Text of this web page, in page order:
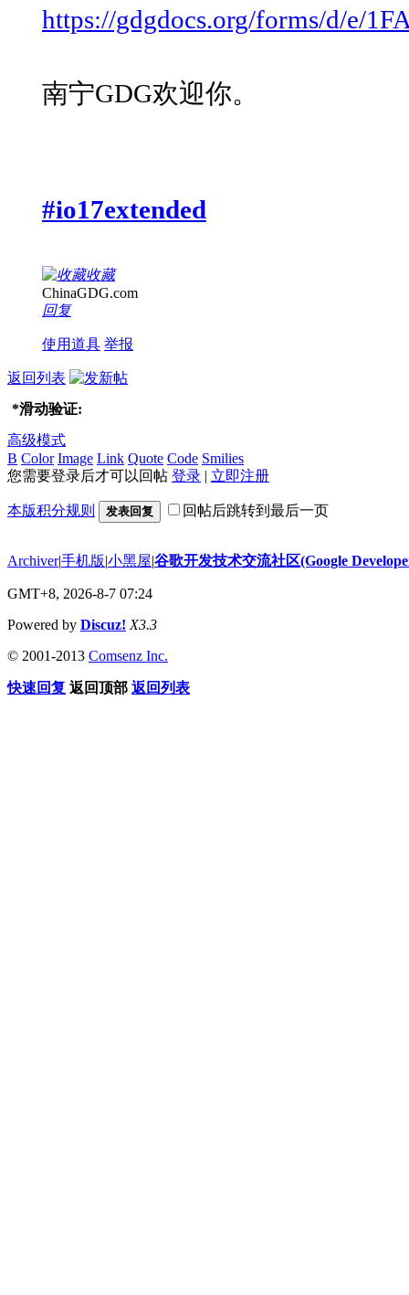
https://gdgdocs.org/forms/d/e/
南宁GDG欢迎你。
#io17extended
收藏
ChinaGDG.com
回复
使用道具 举报
返回列表
*滑动验证:
高级模式
B Color Image Link Quote Code Smilies
您需要登录后才可以回帖 登录 | 立即注册
本版积分规则 发表回复 回帖后跳转到最后一页
Archiver|手机版|小黑屋|谷歌开发技术交流社区(Google
GMT+8, 2026-8-7 07:24
Powered by Discuz! X3.3
© 2001-2013 Comsenz Inc.
快速回复 返回顶部 返回列表